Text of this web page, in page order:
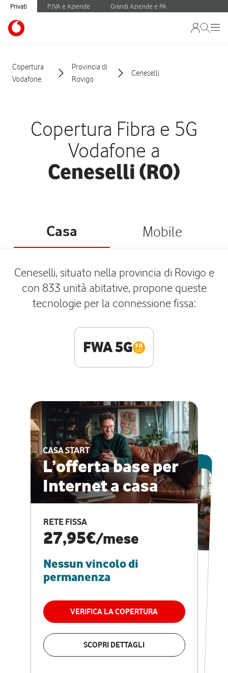
Privati P.IVA e Aziende Grandi Aziende e PA
Copertura
Vodafone
Provincia di
Rovigo
Ceneselli
Copertura Fibra e 5G
Vodafone a
Ceneselli (RO)
Casa Mobile
Ceneselli, situato nella provincia di Rovigo e
con 833 unità abitative, propone queste
tecnologie per la connessione fissa:
FWA 5G
CASA START
L’offerta base per
Internet a casa
RETE FISSA
27,95€/mese
Nessun vincolo di
permanenza
VERIFICA LA COPERTURA
SCOPRI DETTAGLI
ESCLUSIVA ONLINE
CASA PRO
Internet veloce e
vantaggi speciali
RETE FISSA + VODAFONE CLUB
29,95€
permanenza
VERIFICA LA COPERTURA